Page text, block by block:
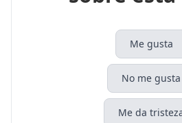
Me gusta
No me gusta
Me da